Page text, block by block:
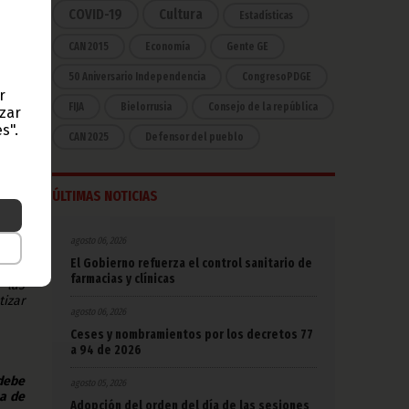
la
las
de
COVID-19 Cultura Estadísticas
CAN 2015 Economía Gente GE
50 Aniversario Independencia CongresoPDGE
FIJA Bielorrusia Consejo de la república
CAN 2025 Defensor del pueblo
ÚLTIMAS NOTICIAS
agosto 06, 2026
El Gobierno refuerza el control sanitario de
farmacias y clínicas
agosto 06, 2026
Ceses y nombramientos por los decretos 77
a 94 de 2026
agosto 05, 2026
Adopción del orden del día de las sesiones